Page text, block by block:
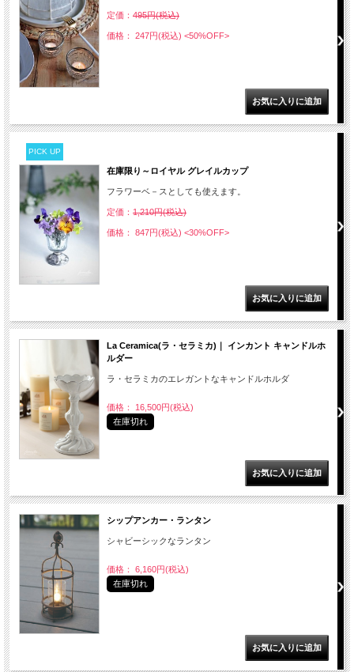
定価： 495円(税込)
価格： 247円(税込) <50%OFF>
PICK UP
在庫限り～ロイヤル グレイルカップ
フラワーベ－スとしても使えます。
定価： 1,210円(税込)
価格： 847円(税込) <30%OFF>
La Ceramica(ラ・セラミカ)｜ インカント キャンドルホ
ルダー
ラ・セラミカのエレガントなキャンドルホルダ
価格： 16,500円(税込)
在庫切れ
シップアンカー・ランタン
シャビーシックなランタン
価格： 6,160円(税込)
在庫切れ